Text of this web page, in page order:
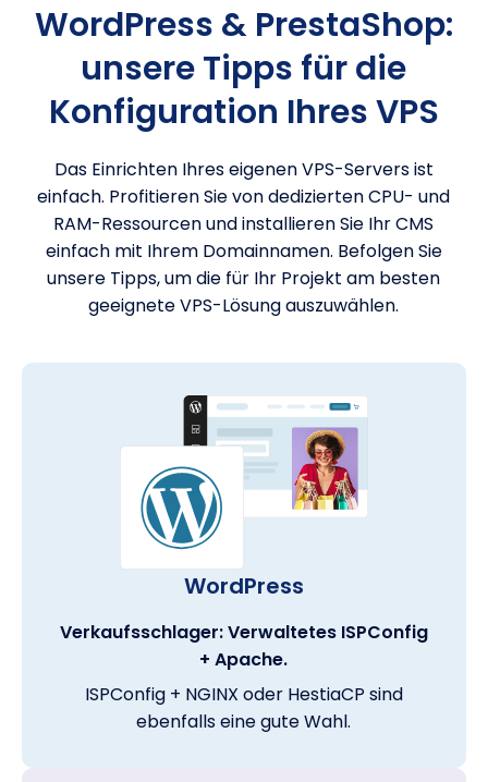
WordPress & PrestaShop:
unsere Tipps für die
Konfiguration Ihres VPS
Das Einrichten Ihres eigenen VPS-Servers ist
einfach. Profitieren Sie von dedizierten CPU- und
RAM-Ressourcen und installieren Sie Ihr CMS
einfach mit Ihrem Domainnamen. Befolgen Sie
unsere Tipps, um die für Ihr Projekt am besten
geeignete VPS-Lösung auszuwählen.
WordPress
Verkaufsschlager: Verwaltetes ISPConfig
+ Apache.
ISPConfig + NGINX oder HestiaCP sind
ebenfalls eine gute Wahl.